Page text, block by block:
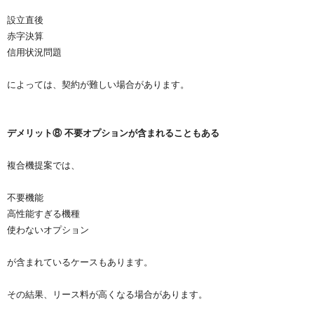
設立直後
赤字決算
信用状況問題
によっては、契約が難しい場合があります。
デメリット⑧ 不要オプションが含まれることもある
複合機提案では、
不要機能
高性能すぎる機種
使わないオプション
が含まれているケースもあります。
その結果、リース料が高くなる場合があります。